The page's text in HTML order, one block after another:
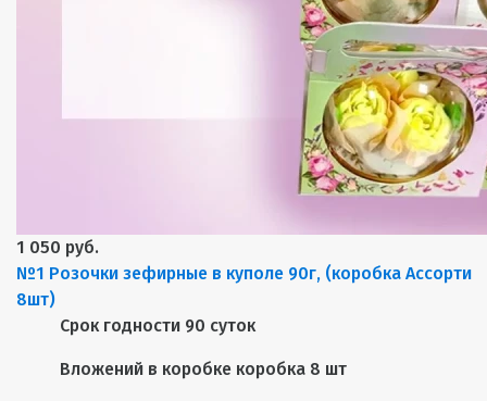
1 050 руб.
№1 Розочки зефирные в куполе 90г, (коробка Ассорти
8шт)
Срок годности 90 суток
Вложений в коробке коробка 8 шт